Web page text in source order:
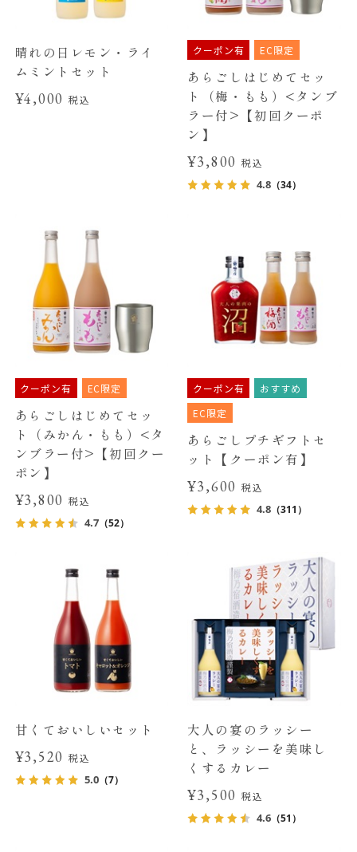
晴れの日レモン・ライ
ムミントセット
¥4,000税込
クーポン有 EC限定
あらごしはじめてセッ
ト（梅・もも）<タンブ
ラー付>【初回クーポ
ン】
¥3,800 税込
4.8 （34）
クーポン有 EC限定
あらごしはじめてセッ
ト（みかん・もも）<タ
ンブラー付>【初回クー
ポン】
¥3,800税込
4.7（52）
クーポン有
おすすめ
EC限定
あらごしプチギフトセ
ット【クーポン有】
¥3,600 税込
4.8 （311）
甘くておいしいセット
¥3,520税込
5.0（7）
大人の宴のラッシー
と、ラッシーを美味し
くするカレー
¥3,500 税込
4.6 （51）